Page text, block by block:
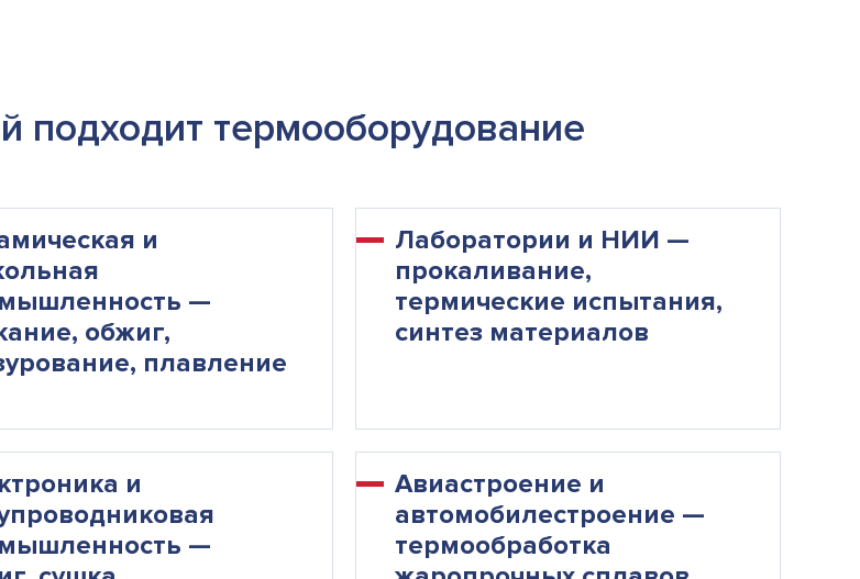
подходит термооборудование
и
—
обжиг,
плавление
Лаборатории и НИИ —
прокаливание,
термические испытания,
синтез материалов
и
—
Авиастроение и
автомобилестроение —
термообработка